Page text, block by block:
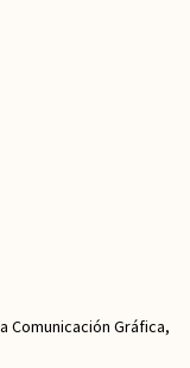
Comunicación Gráfica,